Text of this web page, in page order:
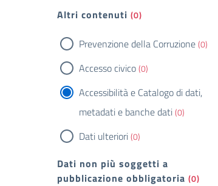
Altri contenuti (0)
Prevenzione della Corruzione(0)
Accesso civico(0)
Accessibilità e Catalogo di dati,
metadati e banche dati(0)
Dati ulteriori(0)
Dati non più soggetti a
pubblicazione obbligatoria (0)